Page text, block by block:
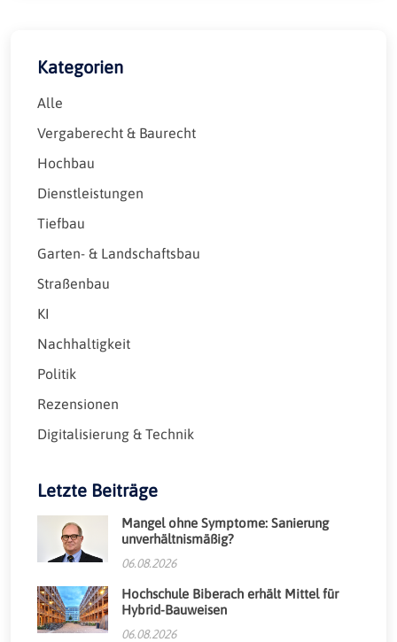
Kategorien
Alle
Vergaberecht & Baurecht
Hochbau
Dienstleistungen
Tiefbau
Garten- & Landschaftsbau
Straßenbau
KI
Nachhaltigkeit
Politik
Rezensionen
Digitalisierung & Technik
Letzte Beiträge
Mangel ohne Symptome: Sanierung
unverhältnismäßig?
06.08.2026
Hochschule Biberach erhält Mittel für
Hybrid-Bauweisen
06.08.2026